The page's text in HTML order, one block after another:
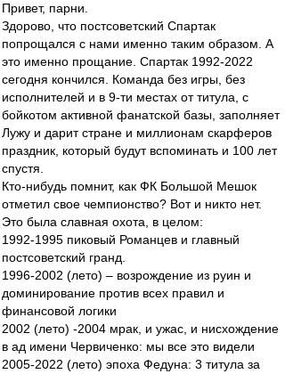
Привет, парни.
Здорово, что постсоветский Спартак
попрощался с нами именно таким образом. А
это именно прощание. Спартак 1992-2022
сегодня кончился. Команда без игры, без
исполнителей и в 9-ти местах от титула, с
бойкотом активной фанатской базы, заполняет
Лужу и дарит стране и миллионам скарферов
праздник, который будут вспоминать и 100 лет
спустя.
Кто-нибудь помнит, как ФК Большой Мешок
отметил свое чемпионство? Вот и никто нет.
Это была славная охота, в целом:
1992-1995 пиковый Романцев и главный
постсоветский гранд.
1996-2002 (лето) – возрождение из руин и
доминирование против всех правил и
финансовой логики
2002 (лето) -2004 мрак, и ужас, и нисхождение
в ад имени Червиченко: мы все это видели
2005-2022 (лето) эпоха Федуна: 3 титула за